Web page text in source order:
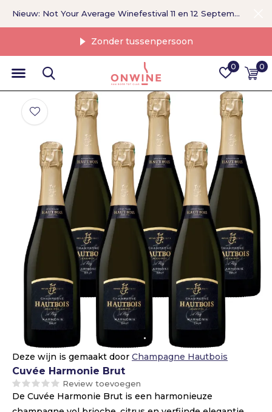
0 0
Zonder tussenpersoon
Nieuw: Not Your Average Winefestival 11 en 12 September >
Deze wijn is gemaakt door Champagne Hautbois
Cuvée Harmonie Brut
Review toevoegen
De Cuvée Harmonie Brut is een harmonieuze